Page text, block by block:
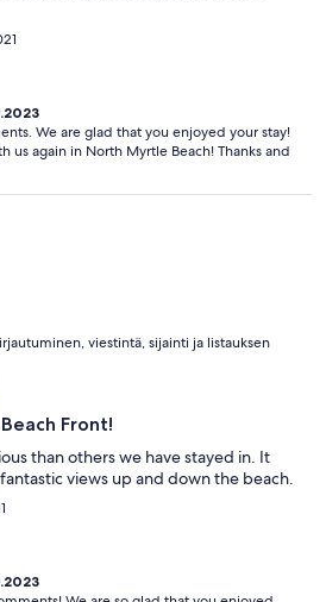
We are glad that you enjoyed your stay!
us again in North Myrtle Beach! Thanks and
viestintä, sijainti ja listauksen
Front!
than others we have stayed in. It
views up and down the beach.